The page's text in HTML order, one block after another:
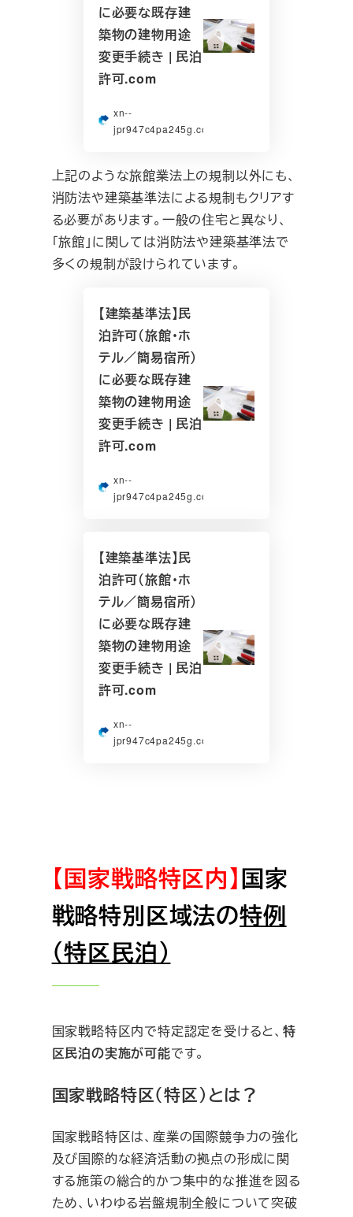
に必要な既存建
築物の建物用途
変更手続き | 民泊
許可.com
xn--
jpr947c4pa245g.com
上記のような旅館業法上の規制以外にも、
消防法や建築基準法による規制もクリアす
る必要があります。一般の住宅と異なり、
「旅館」に関しては消防法や建築基準法で
多くの規制が設けられています。
【建築基準法】民
泊許可（旅館・ホ
テル／簡易宿所）
に必要な既存建
築物の建物用途
変更手続き | 民泊
許可.com
xn--
jpr947c4pa245g.com
【建築基準法】民
泊許可（旅館・ホ
テル／簡易宿所）
に必要な既存建
築物の建物用途
変更手続き | 民泊
許可.com
xn--
jpr947c4pa245g.com
【国家戦略特区内】国家
戦略特別区域法の特例
（特区民泊）
国家戦略特区内で特定認定を受けると、 特
区民泊の実施が可能です。
国家戦略特区（特区）とは？
国家戦略特区は、産業の国際競争力の強化
及び国際的な経済活動の拠点の形成に関
する施策の総合的かつ集中的な推進を図る
ため、いわゆる岩盤規制全般について突破